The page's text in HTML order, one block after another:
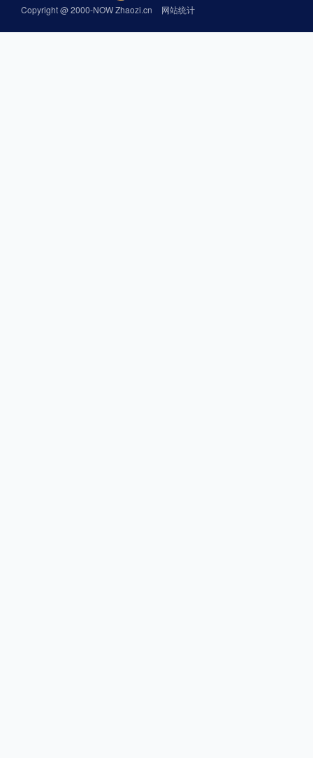
Copyright @ 2000-NOW Zhaozi.cn 网站统计